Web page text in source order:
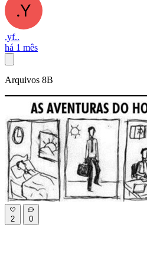
.yf..
há 1 mês
Arquivos 8B
2 0